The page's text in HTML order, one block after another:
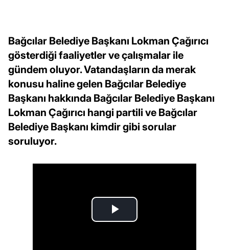
Bağcılar Belediye Başkanı Lokman Çağırıcı
gösterdiği faaliyetler ve çalışmalar ile
gündem oluyor. Vatandaşların da merak
konusu haline gelen Bağcılar Belediye
Başkanı hakkında Bağcılar Belediye Başkanı
Lokman Çağırıcı hangi partili ve Bağcılar
Belediye Başkanı kimdir gibi sorular
soruluyor.